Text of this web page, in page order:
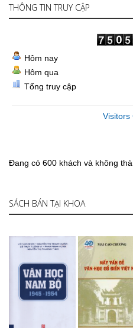
THÔNG TIN TRUY CẬP
Hôm nay
Hôm qua
Tổng truy cập
Visitors
Đang có 600 khách và không
SÁCH BÁN TẠI KHOA